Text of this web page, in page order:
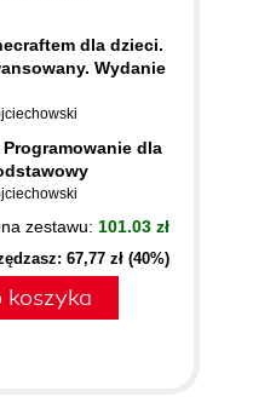
dla dzieci.
Wydanie
dla
zestawu: 101.03 zł
67,77 zł (40%)
koszyka